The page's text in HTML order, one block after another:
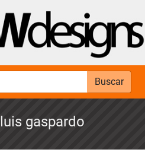
Buscar
luis gaspardo